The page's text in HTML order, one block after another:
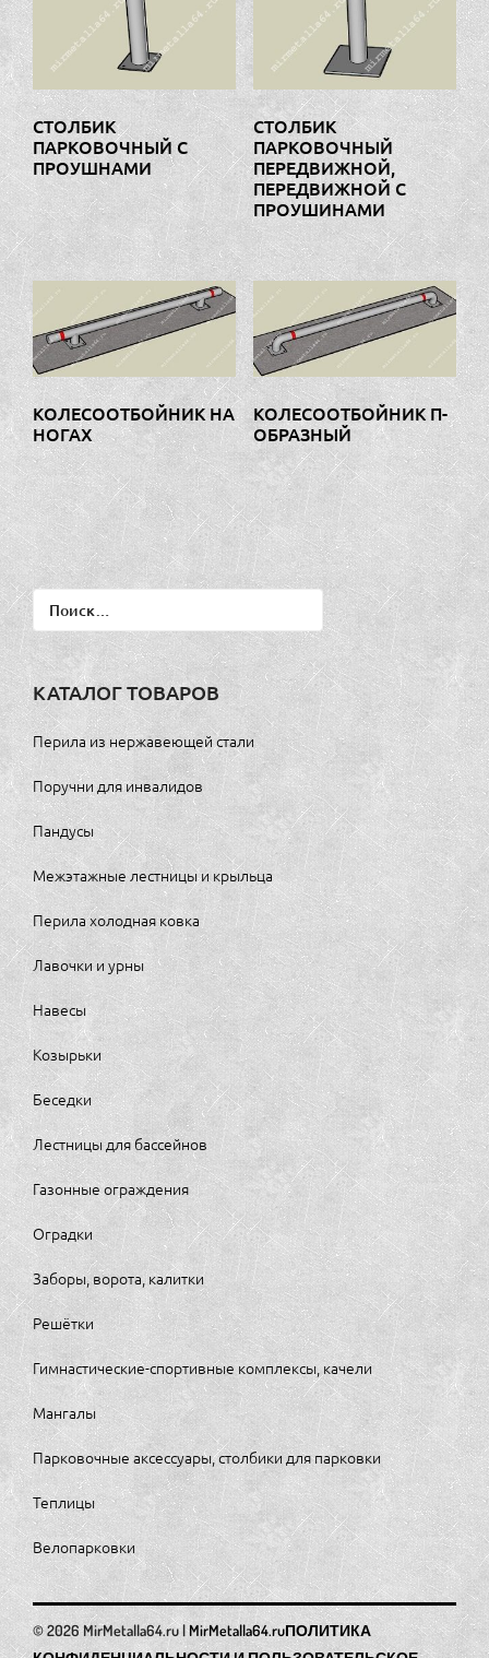
СТОЛБИК
ПАРКОВОЧНЫЙ С
ПРОУШНАМИ
СТОЛБИК
ПАРКОВОЧНЫЙ
ПЕРЕДВИЖНОЙ,
ПЕРЕДВИЖНОЙ С
ПРОУШИНАМИ
КОЛЕСООТБОЙНИК НА
НОГАХ
КОЛЕСООТБОЙНИК П-
ОБРАЗНЫЙ
Найти:
КАТАЛОГ ТОВАРОВ
Перила из нержавеющей стали
Поручни для инвалидов
Пандусы
Межэтажные лестницы и крыльца
Перила холодная ковка
Лавочки и урны
Навесы
Козырьки
Беседки
Лестницы для бассейнов
Газонные ограждения
Оградки
Заборы, ворота, калитки
Решётки
Гимнастические-спортивные комплексы, качели
Мангалы
Парковочные аксессуары, столбики для парковки
Теплицы
Велопарковки
MirMetalla64.ruПОЛИТИКА